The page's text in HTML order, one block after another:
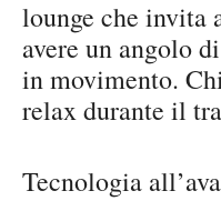
lounge che invita
avere un angolo
in movimento.
relax durante il
Tecnologia